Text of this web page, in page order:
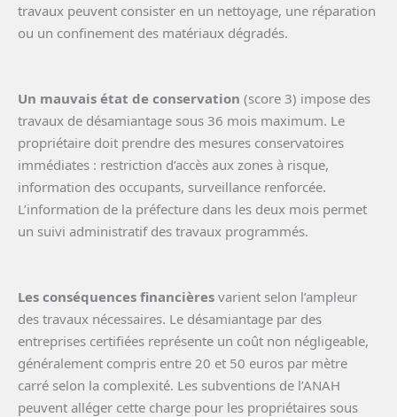
travaux peuvent consister en un nettoyage, une réparation
ou un confinement des matériaux dégradés.
Un mauvais état de conservation (score 3) impose des
travaux de désamiantage sous 36 mois maximum. Le
propriétaire doit prendre des mesures conservatoires
immédiates : restriction d’accès aux zones à risque,
information des occupants, surveillance renforcée.
L’information de la préfecture dans les deux mois permet
un suivi administratif des travaux programmés.
Les conséquences financières varient selon l’ampleur
des travaux nécessaires. Le désamiantage par des
entreprises certifiées représente un coût non négligeable,
généralement compris entre 20 et 50 euros par mètre
carré selon la complexité. Les subventions de l’ANAH
peuvent alléger cette charge pour les propriétaires sous